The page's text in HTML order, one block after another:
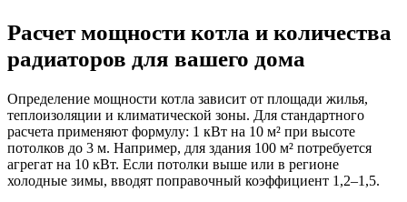
Расчет мощности котла и количества
радиаторов для вашего дома
Определение мощности котла зависит от площади жилья,
теплоизоляции и климатической зоны. Для стандартного
расчета применяют формулу: 1 кВт на 10 м² при высоте
потолков до 3 м. Например, для здания 100 м² потребуется
агрегат на 10 кВт. Если потолки выше или в регионе
холодные зимы, вводят поправочный коэффициент 1,2–1,5.